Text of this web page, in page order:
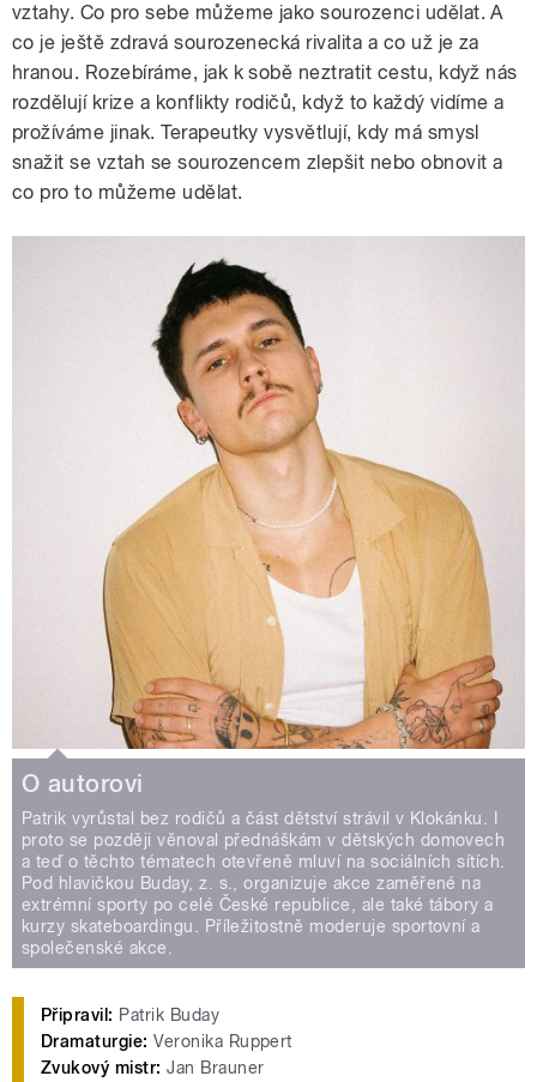
vztahy. Co pro sebe můžeme jako sourozenci udělat. A
co je ještě zdravá sourozenecká rivalita a co už je za
hranou. Rozebíráme, jak k sobě neztratit cestu, když nás
rozdělují krize a konflikty rodičů, když to každý vidíme a
prožíváme jinak. Terapeutky vysvětlují, kdy má smysl
snažit se vztah se sourozencem zlepšit nebo obnovit a
co pro to můžeme udělat.
O autorovi
Patrik vyrůstal bez rodičů a část dětství strávil v Klokánku. I
proto se později věnoval přednáškám v dětských domovech
a teď o těchto tématech otevřeně mluví na sociálních sítích.
Pod hlavičkou Buday, z. s., organizuje akce zaměřené na
extrémní sporty po celé České republice, ale také tábory a
kurzy skateboardingu. Příležitostně moderuje sportovní a
společenské akce.
Připravil: Patrik Buday
Dramaturgie: Veronika Ruppert
Zvukový mistr: Jan Brauner